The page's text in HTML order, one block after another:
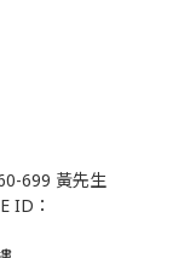
699 黃先生
ID：